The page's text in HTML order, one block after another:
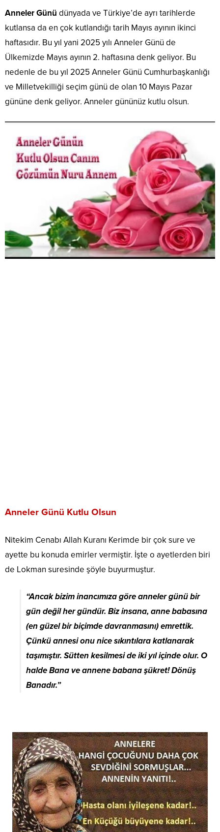
Anneler Günü dünyada ve Türkiye’de ayrı tarihlerde
kutlansa da en çok kutlandığı tarih Mayıs ayının ikinci
haftasıdır. Bu yıl yani 2025 yılı Anneler Günü de
Ülkemizde Mayıs ayının 2. haftasına denk geliyor. Bu
nedenle de bu yıl 2025 Anneler Günü Cumhurbaşkanlığı
ve Milletvekilliği seçim günü de olan 10 Mayıs Pazar
gününe denk geliyor. Anneler gününüz kutlu olsun.
Anneler Günü Kutlu Olsun
Nitekim Cenabı Allah Kuranı Kerimde bir çok sure ve
ayette bu konuda emirler vermiştir. İşte o ayetlerden biri
de Lokman suresinde şöyle buyurmuştur.
“Ancak bizim inancımıza göre anneler günü bir
gün değil her gündür. Biz insana, anne babasına
(en güzel bir biçimde davranmasını) emrettik.
Çünkü annesi onu nice sıkıntılara katlanarak
taşımıştır. Sütten kesilmesi de iki yıl içinde olur. O
halde Bana ve annene babana şükret! Dönüş
Banadır.”